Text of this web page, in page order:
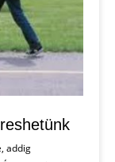
addig